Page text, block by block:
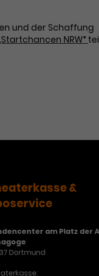
und der Schaffung
NRW“
&
am Platz der
Dortmund